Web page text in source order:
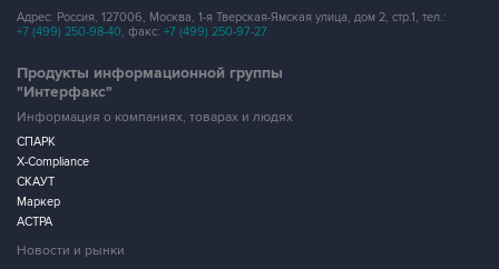
Адрес: Россия, 127006, Москва, 1-я Тверская-Ямская улица, дом 2, стр.1, тел.:
+7 (499) 250-98-40, факс: +7 (499) 250-97-27
Продукты информационной группы
"Интерфакс"
Информация о компаниях, товарах и людях
СПАРК
X-Compliance
СКАУТ
Маркер
АСТРА
Новости и рынки